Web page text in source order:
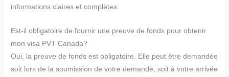
informations claires et complètes.
Est-il obligatoire de fournir une preuve de fonds pour obtenir
mon visa PVT Canada?
Oui, la preuve de fonds est obligatoire. Elle peut être demandée
soit lors de la soumission de votre demande, soit à votre arrivée